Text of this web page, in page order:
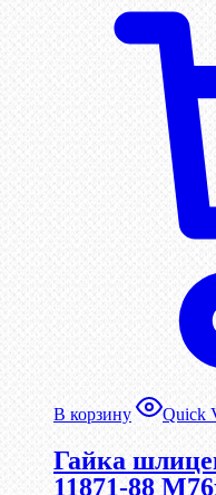
В корзину Quick
Гайка
11871-88